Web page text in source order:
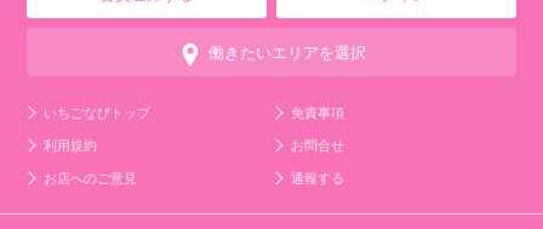
働きたいエリアを選択
いちごなびトップ
免責事項
利用規約
お問合せ
お店へのご意見
通報する